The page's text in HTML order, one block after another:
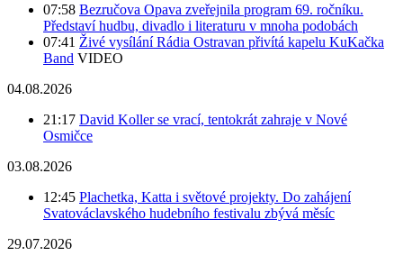
07:58 Bezručova Opava zveřejnila program 69. ročníku.
Představí hudbu, divadlo i literaturu v mnoha podobách
07:41 Živé vysílání Rádia Ostravan přivítá kapelu KuKačka
Band VIDEO
04.08.2026
21:17 David Koller se vrací, tentokrát zahraje v Nové
Osmičce
03.08.2026
12:45 Plachetka, Katta i světové projekty. Do zahájení
Svatováclavského hudebního festivalu zbývá měsíc
29.07.2026